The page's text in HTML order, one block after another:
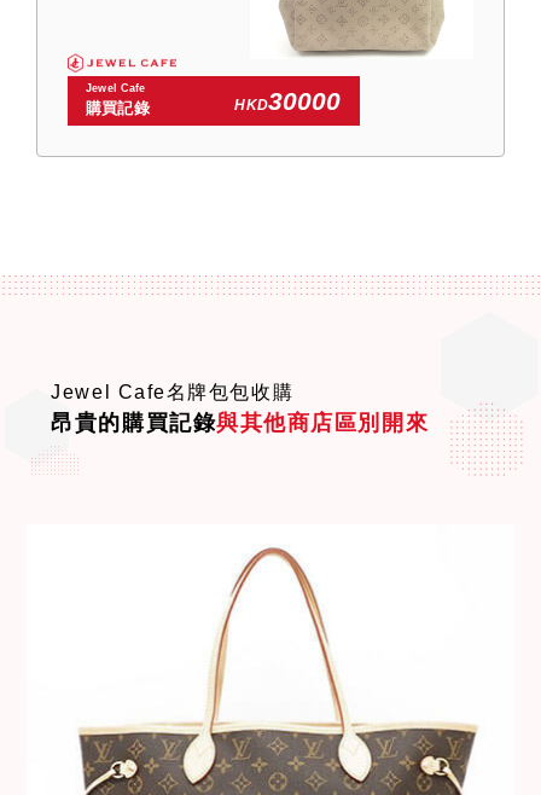
Jewel Cafe
購買記錄 HKD30000
Jewel Cafe名牌包包收購
昂貴的購買記錄與其他商店區別開來